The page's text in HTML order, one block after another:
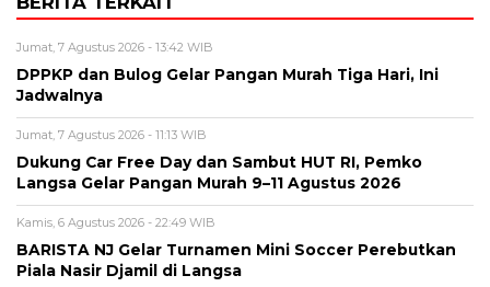
Jumat, 7 Agustus 2026 - 13:42 WIB
DPPKP dan Bulog Gelar Pangan Murah Tiga Hari, Ini
Jadwalnya
Jumat, 7 Agustus 2026 - 11:13 WIB
Dukung Car Free Day dan Sambut HUT RI, Pemko
Langsa Gelar Pangan Murah 9–11 Agustus 2026
Kamis, 6 Agustus 2026 - 22:49 WIB
BARISTA NJ Gelar Turnamen Mini Soccer Perebutkan
Piala Nasir Djamil di Langsa